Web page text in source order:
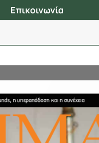
Επικοινωνία